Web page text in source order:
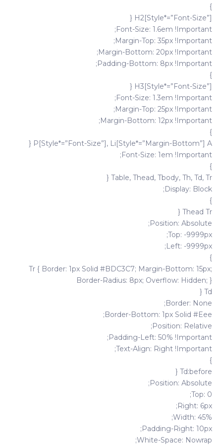
}
H2[style*=”font-Size”] {
Font-Size: 1.6em !important;
Margin-Top: 35px !important;
Margin-Bottom: 20px !important;
Padding-Bottom: 8px !important;
}
H3[style*=”font-Size”] {
Font-Size: 1.3em !important;
Margin-Top: 25px !important;
Margin-Bottom: 12px !important;
}
P[style*=”font-Size”], Li[style*=”margin-Bottom”] A {
Font-Size: 1em !important;
}
Table, Thead, Tbody, Th, Td, Tr {
Display: Block;
}
Thead Tr {
Position: Absolute;
Top: -9999px;
Left: -9999px;
}
Tr { Border: 1px Solid #BDC3C7; Margin-Bottom: 15px;
Border-Radius: 8px; Overflow: Hidden; }
Td {
Border: None;
Border-Bottom: 1px Solid #eee;
Position: Relative;
Padding-Left: 50% !important;
Text-Align: Right !important;
}
Td:before {
Position: Absolute;
Top: 0;
Right: 6px;
Width: 45%;
Padding-Right: 10px;
White-Space: Nowrap;